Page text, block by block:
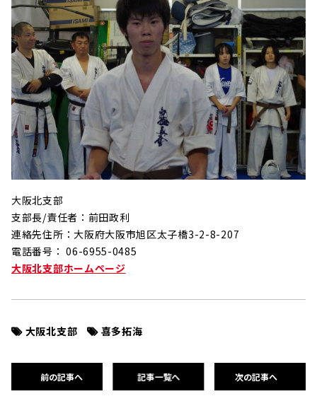
大阪北支部
支部長/責任者：前田政利
連絡先住所：大阪府大阪市旭区太子橋3-2-8-207
電話番号： 06-6955-0485
大阪北支部ホームページ
大阪北支部 喜多拓海
前の記事へ 記事一覧へ 次の記事へ